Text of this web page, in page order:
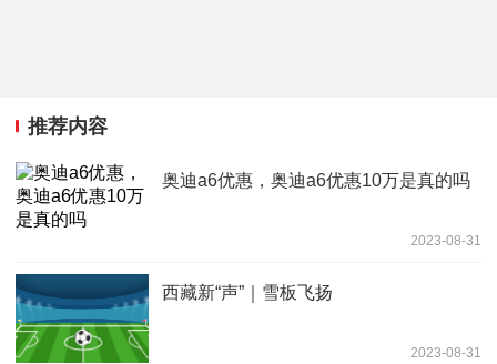
推荐内容
奥迪a6优惠，奥迪a6优惠10万是真的吗
2023-08-31
西藏新“声”｜雪板飞扬
2023-08-31